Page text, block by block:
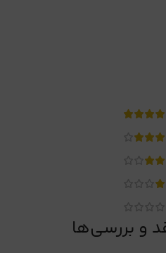
و بررسی‌ها